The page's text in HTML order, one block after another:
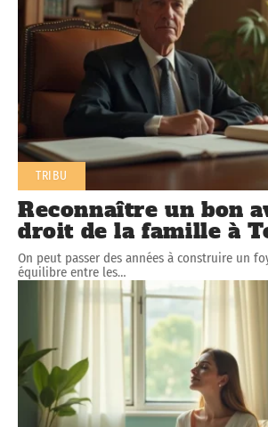
TRIBU
Reconnaître un bon
droit de la famille à
On peut passer des années à construire un
équilibre entre les…